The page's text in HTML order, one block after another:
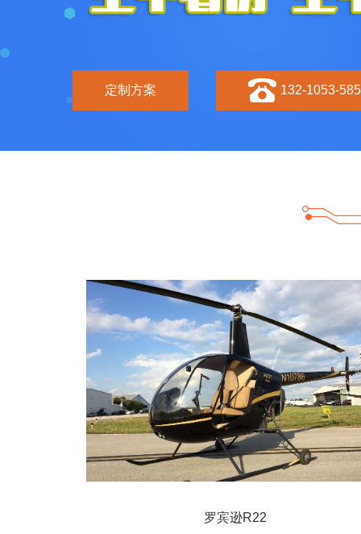
定制方案 132-1053-
罗宾逊R22